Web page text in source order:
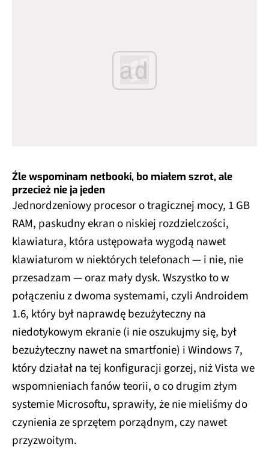
ad
Źle wspominam netbooki, bo miałem szrot, ale
przecież nie ja jeden
Jednordzeniowy procesor o tragicznej mocy, 1 GB
RAM, paskudny ekran o niskiej rozdzielczości,
klawiatura, która ustępowała wygodą nawet
klawiaturom w niektórych telefonach — i nie, nie
przesadzam — oraz mały dysk. Wszystko to w
połączeniu z dwoma systemami, czyli Androidem
1.6, który był naprawdę bezużyteczny na
niedotykowym ekranie (i nie oszukujmy się, był
bezużyteczny nawet na smartfonie) i Windows 7,
który działał na tej konfiguracji gorzej, niż Vista we
wspomnieniach fanów teorii, o co drugim złym
systemie Microsoftu, sprawiły, że nie mieliśmy do
czynienia ze sprzętem porządnym, czy nawet
przyzwoitym.